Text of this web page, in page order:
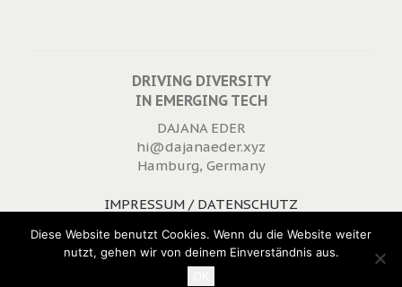
DRIVING DIVERSITY
IN EMERGING TECH
DAJANA EDER
hi@dajanaeder.xyz
Hamburg, Germany
IMPRESSUM / DATENSCHUTZ
WIDERRUFSRECHT
Diese Website benutzt Cookies. Wenn du die Website weiter
nutzt, gehen wir von deinem Einverständnis aus.